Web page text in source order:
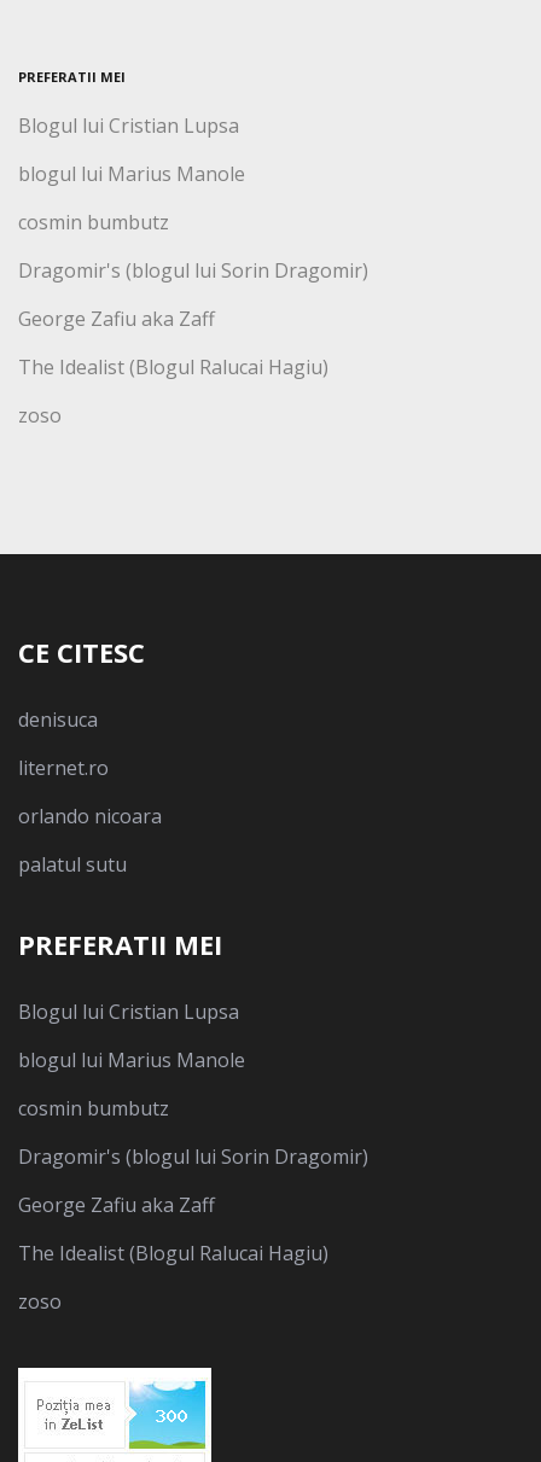
PREFERATII MEI
Blogul lui Cristian Lupsa
blogul lui Marius Manole
cosmin bumbutz
Dragomir's (blogul lui Sorin Dragomir)
George Zafiu aka Zaff
The Idealist (Blogul Ralucai Hagiu)
zoso
CE CITESC
denisuca
liternet.ro
orlando nicoara
palatul sutu
PREFERATII MEI
Blogul lui Cristian Lupsa
blogul lui Marius Manole
cosmin bumbutz
Dragomir's (blogul lui Sorin Dragomir)
George Zafiu aka Zaff
The Idealist (Blogul Ralucai Hagiu)
zoso